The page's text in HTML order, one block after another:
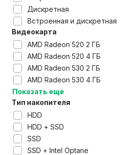
Дискретная
Встроенная и дискретная
Видеокарта
AMD Radeon 520 2 ГБ
AMD Radeon 520 4 ГБ
AMD Radeon 530 2 ГБ
AMD Radeon 530 4 ГБ
Показать еще
Тип накопителя
HDD
HDD + SSD
SSD
SSD + Intel Optane